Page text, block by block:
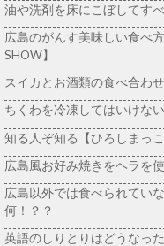
油や洗剤を床にこぼしてす
広島のがんす美味しい食べ
SHOW】
スイカとお酒類の食べ合わ
ちくわを冷凍してはいけな
知る人ぞ知る【ひろしまっこ
広島風お好み焼きをヘラを
広島以外では食べられてい
何！？？
英語のしりとりはどうなっ